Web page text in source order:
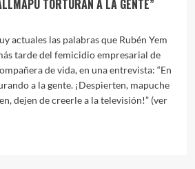
TORTURAN A LA GENTE”
actuales las palabras que Rubén Yem
tarde del femicidio empresarial de
de vida, en una entrevista: “En
a la gente. ¡Despierten, mapuche
dejen de creerle a la televisión!” (ver